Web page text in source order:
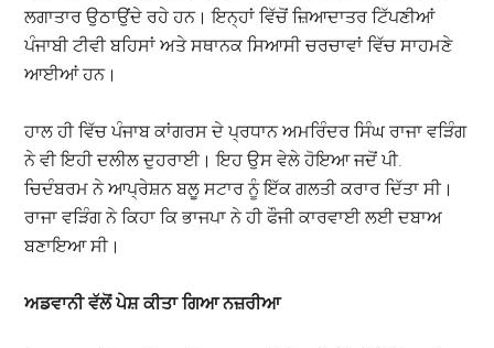
ਲਗਾਤਾਰ ਉਠਾਉਂਦੇ ਰਹੇ ਹਨ। ਇਨ੍ਹਾਂ ਵਿੱਚੋਂ ਜ਼ਿਆਦਾਤਰ ਟਿੱਪਣੀਆਂ
ਪੰਜਾਬੀ ਟੀਵੀ ਬਹਿਸਾਂ ਅਤੇ ਸਥਾਨਕ ਸਿਆਸੀ ਚਰਚਾਵਾਂ ਵਿੱਚ ਸਾਹਮਣੇ
ਆਈਆਂ ਹਨ।
ਹਾਲ ਹੀ ਵਿੱਚ ਪੰਜਾਬ ਕਾਂਗਰਸ ਦੇ ਪ੍ਰਧਾਨ ਅਮਰਿੰਦਰ ਸਿੰਘ ਰਾਜਾ ਵੜਿੰਗ
ਨੇ ਵੀ ਇਹੀ ਦਲੀਲ ਦੁਹਰਾਈ। ਇਹ ਉਸ ਵੇਲੇ ਹੋਇਆ ਜਦੋਂ ਪੀ.
ਚਿਦੰਬਰਮ ਨੇ ਆਪ੍ਰੇਸ਼ਨ ਬਲੂ ਸਟਾਰ ਨੂੰ ਇੱਕ ਗਲਤੀ ਕਰਾਰ ਦਿੱਤਾ ਸੀ।
ਰਾਜਾ ਵੜਿੰਗ ਨੇ ਕਿਹਾ ਕਿ ਭਾਜਪਾ ਨੇ ਹੀ ਫੌਜੀ ਕਾਰਵਾਈ ਲਈ ਦਬਾਅ
ਬਣਾਇਆ ਸੀ।
ਅਡਵਾਨੀ ਵੱਲੋਂ ਪੇਸ਼ ਕੀਤਾ ਗਿਆ ਨਜ਼ਰੀਆ